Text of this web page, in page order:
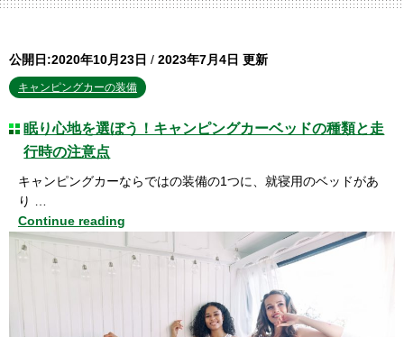
公開日:2020年10月23日 / 2023年7月4日 更新
キャンピングカーの装備
眠り心地を選ぼう！キャンピングカーベッドの種類と走
行時の注意点
キャンピングカーならではの装備の1つに、就寝用のベッドがあ
り …
Continue reading